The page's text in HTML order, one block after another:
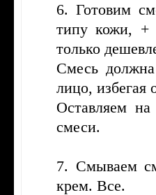
6. Готовим
типу кожи, +
только
Смесь
лицо, избегая
Оставляем
смеси.
7. Смываем
крем. Все.